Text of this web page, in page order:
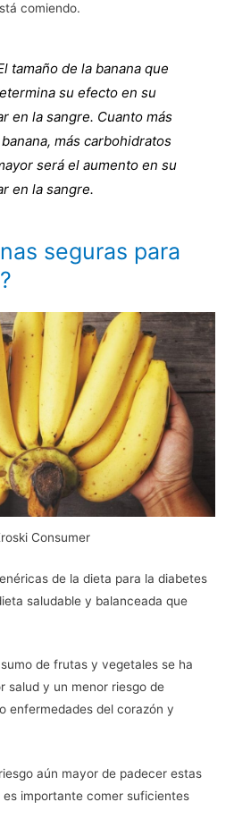
comiendo.
tamaño de la banana que
su efecto en su
en la sangre. Cuanto más
más carbohidratos
será el aumento en su
en la sangre.
seguras para
Consumer
de la dieta para la diabetes
saludable y balanceada que
de frutas y vegetales se ha
salud y un menor riesgo de
enfermedades del corazón y
aún mayor de padecer estas
importante comer suficientes